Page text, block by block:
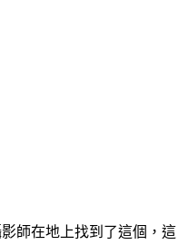
影師在地上找到了這個，這